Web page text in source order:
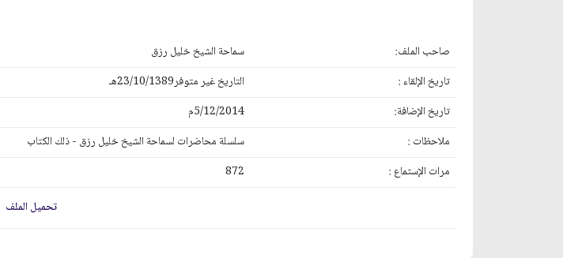
صاحب الملف:
سماحة الشيخ خليل رزق
تاريخ الإلقاء :
التاريخ غير متوفر23/10/1389هـ
تاريخ الإضافة:
5/12/2014م
ملاحظات :
سلسلة محاضرات لسماحة الشيخ خليل رزق - ذلك الكتاب
مرات الإستماع :
872
تحميل الملف